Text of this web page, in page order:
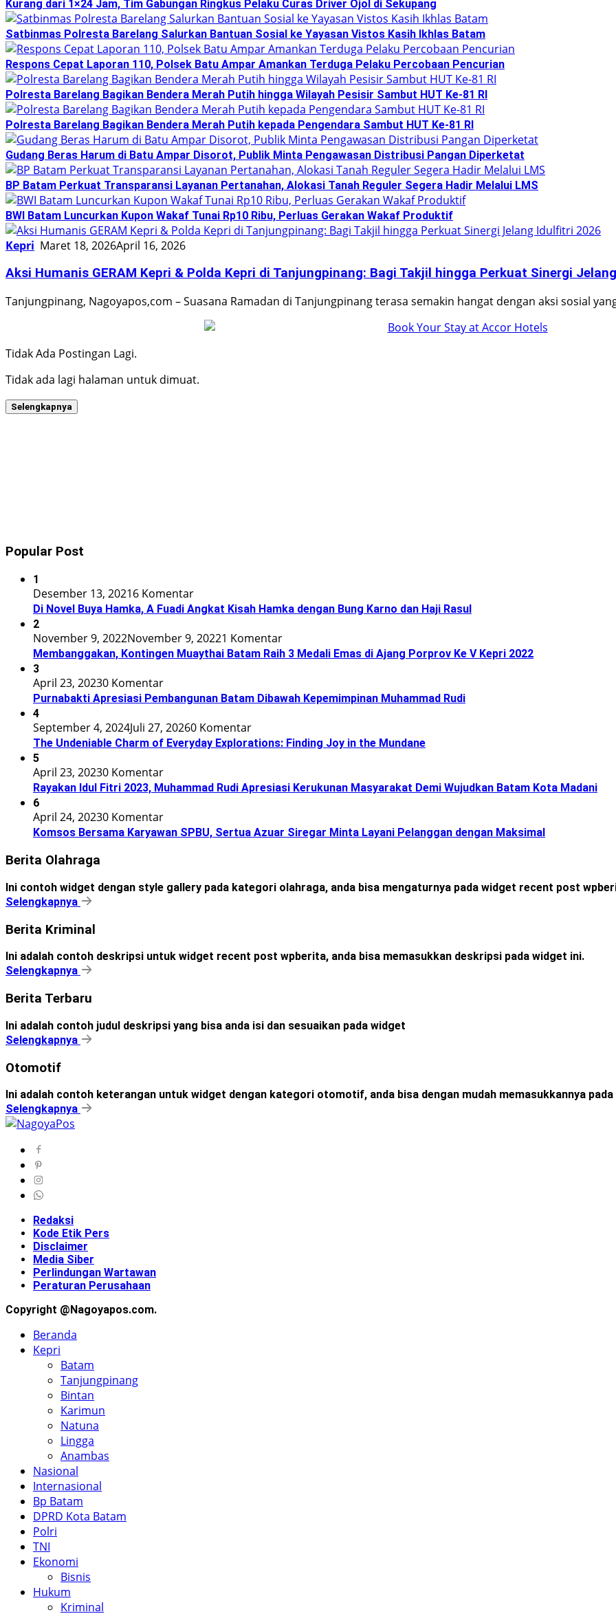
Kurang dari 1×24 Jam, Tim Gabungan Ringkus Pelaku Curas Driver Ojol di Sekupang
Satbinmas Polresta Barelang Salurkan Bantuan Sosial ke Yayasan Vistos Kasih Ikhlas Batam
Respons Cepat Laporan 110, Polsek Batu Ampar Amankan Terduga Pelaku Percobaan Pencurian
Polresta Barelang Bagikan Bendera Merah Putih hingga Wilayah Pesisir Sambut HUT Ke-81 RI
Polresta Barelang Bagikan Bendera Merah Putih kepada Pengendara Sambut HUT Ke-81 RI
Gudang Beras Harum di Batu Ampar Disorot, Publik Minta Pengawasan Distribusi Pangan Diperketat
BP Batam Perkuat Transparansi Layanan Pertanahan, Alokasi Tanah Reguler Segera Hadir Melalui LMS
BWI Batam Luncurkan Kupon Wakaf Tunai Rp10 Ribu, Perluas Gerakan Wakaf Produktif
Kepri Maret 18, 2026April 16, 2026
Aksi Humanis GERAM Kepri & Polda Kepri di Tanjungpinang: Bagi Takjil hingga Perkuat Sinergi
Tanjungpinang, Nagoyapos,com – Suasana Ramadan di Tanjungpinang terasa semakin hangat dengan aksi sosial
Tidak Ada Postingan Lagi.
Tidak ada lagi halaman untuk dimuat.
Selengkapnya
Popular Post
1
Desember 13, 20216 Komentar
Di Novel Buya Hamka, A Fuadi Angkat Kisah Hamka dengan Bung Karno dan Haji Rasul
2
November 9, 2022November 9, 20221 Komentar
Membanggakan, Kontingen Muaythai Batam Raih 3 Medali Emas di Ajang Porprov Ke V Kepri 2022
3
April 23, 20230 Komentar
Purnabakti Apresiasi Pembangunan Batam Dibawah Kepemimpinan Muhammad Rudi
4
September 4, 2024Juli 27, 20260 Komentar
The Undeniable Charm of Everyday Explorations: Finding Joy in the Mundane
5
April 23, 20230 Komentar
Rayakan Idul Fitri 2023, Muhammad Rudi Apresiasi Kerukunan Masyarakat Demi Wujudkan Batam Kota Madani
6
April 24, 20230 Komentar
Komsos Bersama Karyawan SPBU, Sertua Azuar Siregar Minta Layani Pelanggan dengan Maksimal
Berita Olahraga
Ini contoh widget dengan style gallery pada kategori olahraga, anda bisa mengaturnya pada widget recent post
Selengkapnya
Berita Kriminal
Ini adalah contoh deskripsi untuk widget recent post wpberita, anda bisa memasukkan deskripsi pada widget ini.
Selengkapnya
Berita Terbaru
Ini adalah contoh judul deskripsi yang bisa anda isi dan sesuaikan pada widget
Selengkapnya
Otomotif
Ini adalah contoh keterangan untuk widget dengan kategori otomotif, anda bisa dengan mudah memasukkannya
Selengkapnya
Redaksi
Kode Etik Pers
Disclaimer
Media Siber
Perlindungan Wartawan
Peraturan Perusahaan
Copyright @Nagoyapos.com.
Beranda
Kepri
Batam
Tanjungpinang
Bintan
Karimun
Natuna
Lingga
Anambas
Nasional
Internasional
Bp Batam
DPRD Kota Batam
Polri
TNI
Ekonomi
Bisnis
Hukum
Kriminal